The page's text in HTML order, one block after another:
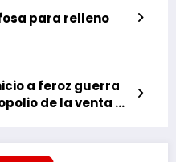
para relleno
a feroz guerra
de la venta de